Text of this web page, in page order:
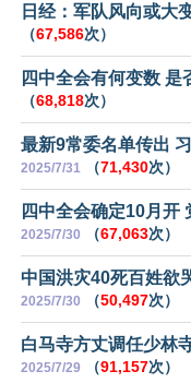
日经：军队风向或大
（67,586次）
四中全会有何变数 是
（68,818次）
最新9常委名单传出
2025/7/31 （71,430次）
四中全会确定10月开
2025/7/30 （67,063次）
中国洪灾40死百姓欲
2025/7/30 （50,497次）
白马寺方丈调任少林
2025/7/29 （91,157次）